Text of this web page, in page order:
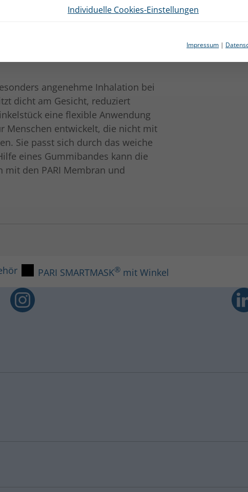
Individuelle Cookies-Einstellungen
Impressum |
angenehme Inhalation bei
dicht am Gesicht, reduziert
eine flexible Anwendung
Menschen entwickelt, die nicht mit
Sie passt sich durch das weiche
eines Gummibandes kann die
mit den PARI Membran und
Kids / PARI SMARTMASK
PARI SMARTMASK® mit Winkel